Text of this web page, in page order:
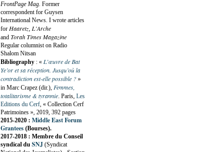
FrontPage Mag. Former
correspondent for Guysen
International News. I wrote articles
for Haaretz, L'Arche
and Torah Times Magazine
Regular columnist on Radio
Shalom Nitsan
Bibliography : « L’œuvre de Bat
Ye’or et sa réception. Jusqu’où la
contradiction est-elle possible ? »
in Marc Crapez (dir.), Femmes,
totalitarisme & tyrannie. Paris, Les
Editions du Cerf, « Collection Cerf
Patrimoines », 2019, 392 pages
2015-2020 : Middle East Forum
Grantees (Bourses).
2017-2018 : Membre du Conseil
syndical du SNJ (Syndicat